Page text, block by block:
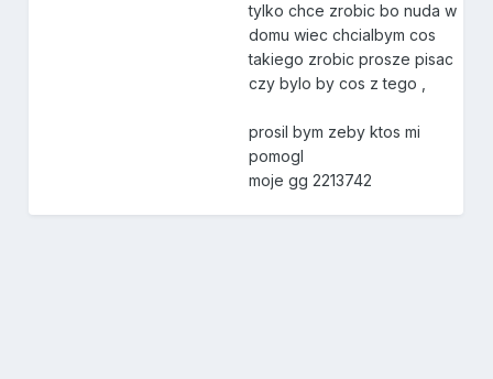
tylko chce zrobic bo nuda w
domu wiec chcialbym cos
takiego zrobic prosze pisac
czy bylo by cos z tego ,
prosil bym zeby ktos mi
pomogl
moje gg 2213742